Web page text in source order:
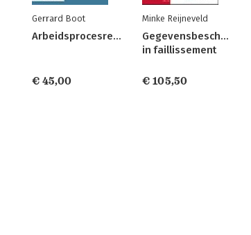
Gerrard Boot
Arbeidsprocesrecht
€ 45,00
Minke Reijneveld
in faillissement
€ 105,50